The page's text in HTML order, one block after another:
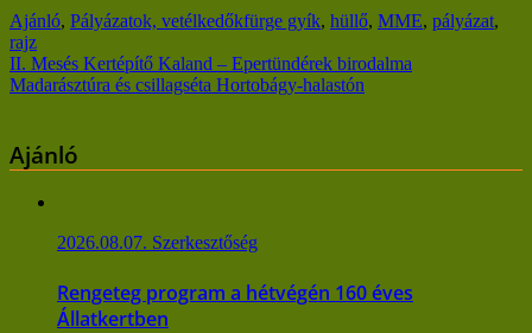
Ajánló, Pályázatok, vetélkedőkfürge gyík, hüllő, MME, pályázat,
rajz
Bejegyzés
II. Mesés Kertépítő Kaland – Epertündérek birodalma
Madarásztúra és csillagséta Hortobágy-halastón
Ajánló
2026.08.07. Szerkesztőség
Rengeteg program a hétvégén 160 éves
Állatkertben